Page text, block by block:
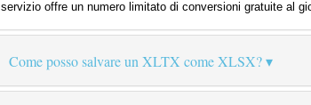
servizio offre un numero limitato di conversioni gratuite al
Come posso salvare un XLTX come XLSX?